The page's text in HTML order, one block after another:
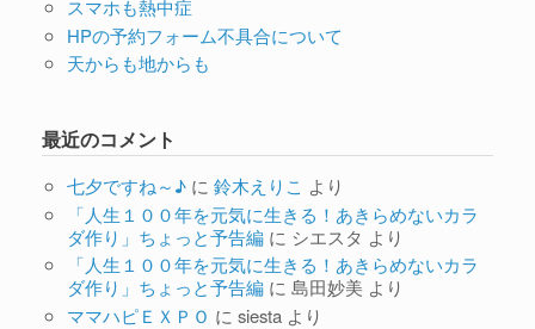
スマホも熱中症
HPの予約フォーム不具合について
天からも地からも
最近のコメント
七夕ですね～♪に 鈴木えりこ より
「人生１００年を元気に生きる！あきらめないカラ
ダ作り」ちょっと予告編に シエスタ より
「人生１００年を元気に生きる！あきらめないカラ
ダ作り」ちょっと予告編に 島田妙美 より
ママハピＥＸＰＯ に siestaより